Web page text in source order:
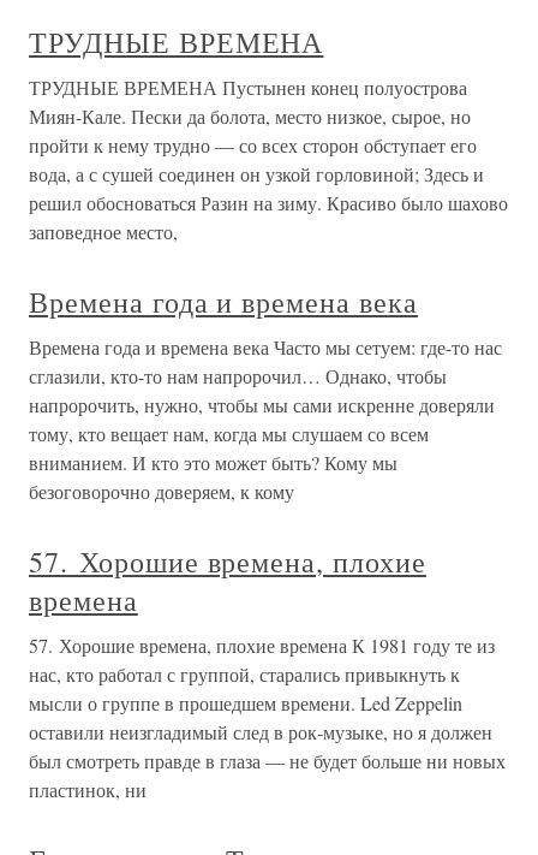
ТРУДНЫЕ ВРЕМЕНА
ТРУДНЫЕ ВРЕМЕНА Пустынен конец полуострова
Миян-Кале. Пески да болота, место низкое, сырое, но
пройти к нему трудно — со всех сторон обступает его
вода, а с сушей соединен он узкой горловиной; Здесь и
решил обосноваться Разин на зиму. Красиво было шахово
заповедное место,
Времена года и времена века
Времена года и времена века Часто мы сетуем: где-то нас
сглазили, кто-то нам напророчил… Однако, чтобы
напророчить, нужно, чтобы мы сами искренне доверяли
тому, кто вещает нам, когда мы слушаем со всем
вниманием. И кто это может быть? Кому мы
безоговорочно доверяем, к кому
57. Хорошие времена, плохие
времена
57. Хорошие времена, плохие времена К 1981 году те из
нас, кто работал с группой, старались привыкнуть к
мысли о группе в прошедшем времени. Led Zeppelin
оставили неизгладимый след в рок-музыке, но я должен
был смотреть правде в глаза — не будет больше ни новых
пластинок, ни